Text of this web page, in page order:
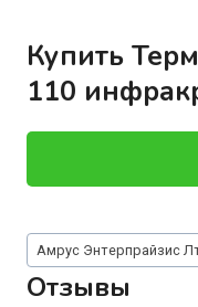
Купить
110
Метки
записи:
Амрус Энтерпрайзис
Отзывы